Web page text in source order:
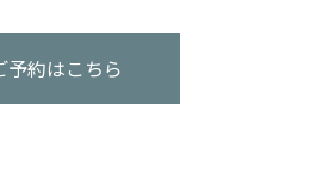
予約はこちら